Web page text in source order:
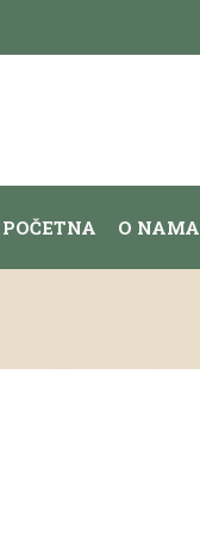
POČETNA O NAMA